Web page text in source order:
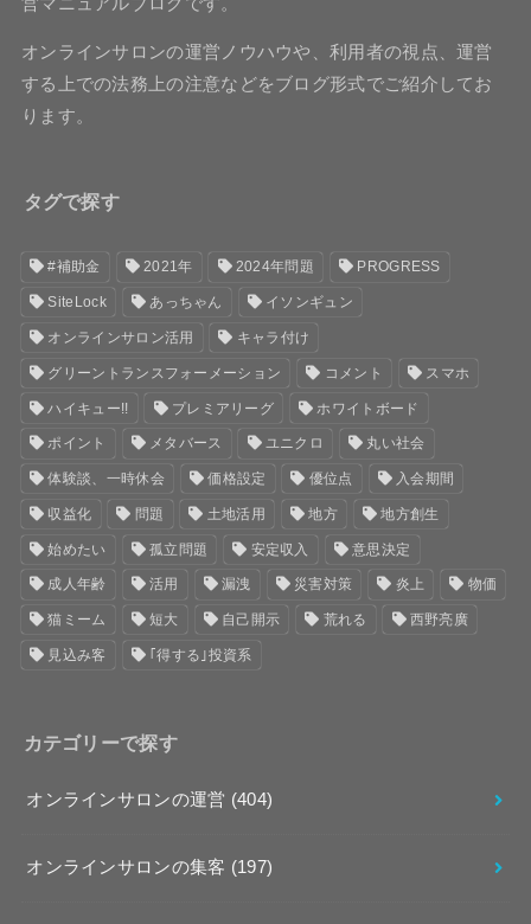
オンラインサロンの運営ノウハウや、利用者の視点、運営
する上での法務上の注意などをブログ形式でご紹介してお
ります。
タグで探す
#補助金 2021年 2024年問題 PROGRESS
SiteLock あっちゃん イソンギュン
オンラインサロン活用 キャラ付け
グリーントランスフォーメーション コメント スマホ
ハイキュー!! プレミアリーグ ホワイトボード
ポイント メタバース ユニクロ 丸い社会
体験談、一時休会 価格設定 優位点 入会期間
収益化 問題 土地活用 地方 地方創生
始めたい 孤立問題 安定収入 意思決定
成人年齢 活用 漏洩 災害対策 炎上 物価
猫ミーム 短大 自己開示 荒れる 西野亮廣
見込み客 ｢得する｣投資系
カテゴリーで探す
オンラインサロンの運営 (404)
オンラインサロンの集客 (197)